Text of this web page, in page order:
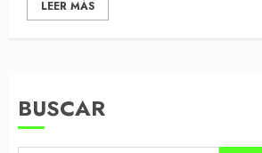
LEER MÁS
BUSCAR